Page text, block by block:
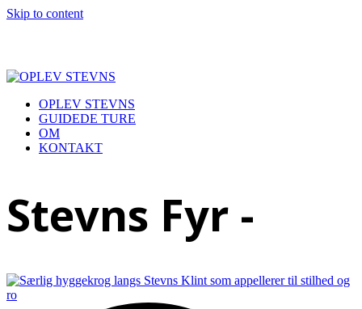
Skip to content
OPLEV STEVNS
GUIDEDE TURE
OM
KONTAKT
menu
menu
Stevns Fyr -